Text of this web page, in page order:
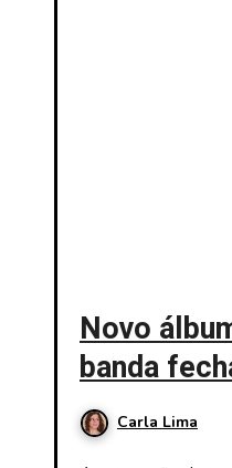
Novo
banda
para 1º
Nowell
Carla Lima